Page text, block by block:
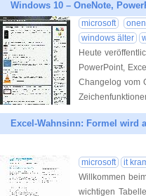
Windows 10 – OneNote,
microsoft
windows älter
Heute
PowerPoint,
Changelog vom
Excel-Wahnsinn: Formel wird
microsoft it
Willkommen
wichtigen